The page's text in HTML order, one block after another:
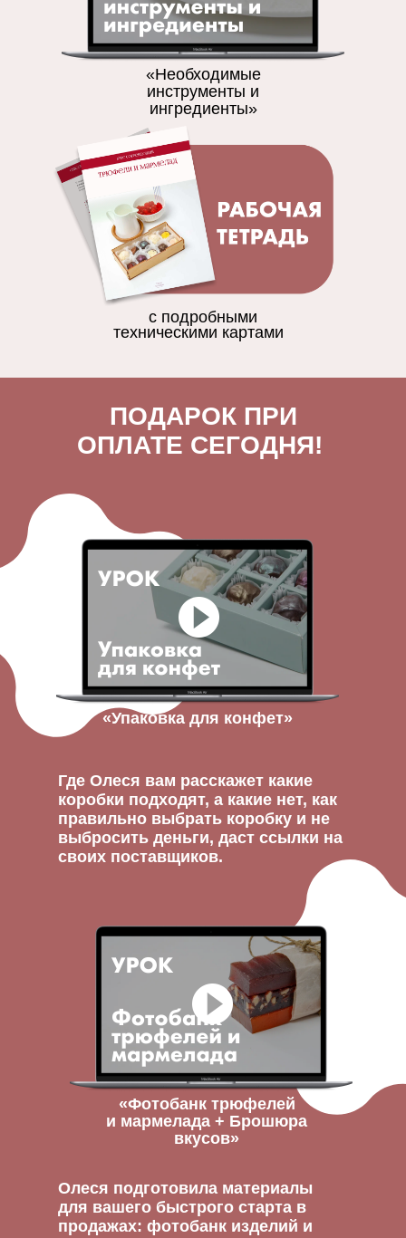
«Необходимые
инструменты и
ингредиенты»
с подробными
техническими картами
ПОДАРОК ПРИ
ОПЛАТЕ СЕГОДНЯ!
Олеся подготовила материалы
для вашего быстрого старта в
продажах: фотобанк изделий и
Где Олеся вам расскажет какие
коробки подходят, а какие нет, как
правильно выбрать коробку и не
выбросить деньги, даст ссылки на
своих поставщиков.
«Упаковка для конфет»
«Фотобанк трюфелей
и мармелада + Брошюра
вкусов»